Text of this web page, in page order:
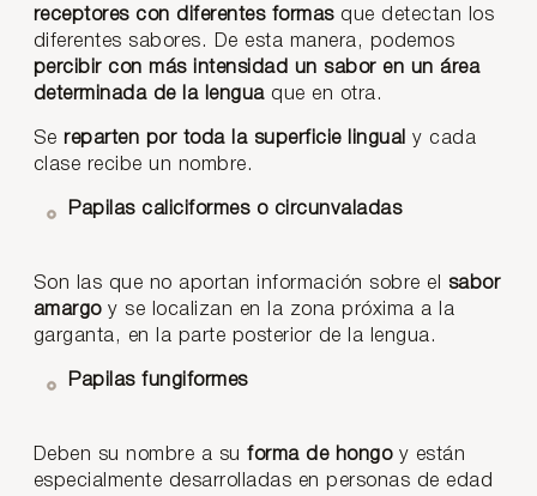
receptores con diferentes formas que detectan los
diferentes sabores. De esta manera, podemos
percibir con más intensidad un sabor en un área
determinada de la lengua que en otra.
Se reparten por toda la superficie lingual y cada
clase recibe un nombre.
Papilas caliciformes o circunvaladas
Son las que no aportan información sobre el sabor
amargoy se localizan en la zona próxima a la
garganta, en la parte posterior de la lengua.
Papilas fungiformes
Deben su nombre a suforma de hongo y están
especialmente desarrolladas en personas de edad